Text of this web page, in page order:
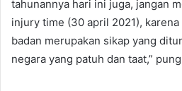
tahunannya hari ini juga, jangan
injury time (30 april 2021),
badan merupakan sikap yang
negara yang patuh dan taat,”